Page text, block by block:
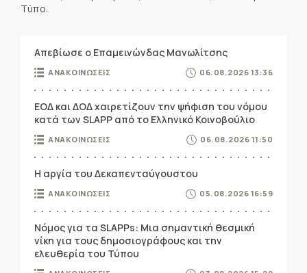
Τύπο.
Απεβίωσε ο Επαμεινώνδας Μανωλίτσης
ΑΝΑΚΟΙΝΩΣΕΙΣ 06.08.2026 13:36
ΕΟΔ και ΔΟΔ χαιρετίζουν την ψήφιση του νόμου
κατά των SLAPP από το Ελληνικό Κοινοβούλιο
ΑΝΑΚΟΙΝΩΣΕΙΣ 06.08.2026 11:50
Η αργία του Δεκαπενταύγουστου
ΑΝΑΚΟΙΝΩΣΕΙΣ 05.08.2026 16:59
Νόμος για τα SLAPPs: Μια σημαντική θεσμική
νίκη για τους δημοσιογράφους και την
ελευθερία του Τύπου